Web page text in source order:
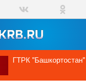
содержанию
ГТРК "Башкортостан"